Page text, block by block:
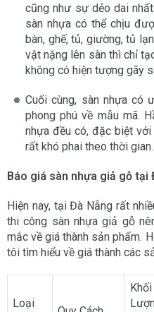
cũng như sự dẻo dai
sàn nhựa có thể chịu
bàn, ghế, tủ, giường, tủ
vật nặng lên sàn thì chỉ
không có hiện tượng gãy
Cuối cùng, sàn nhựa có
phong phú về mẫu mã.
nhựa đều có, đặc biệt
rất khó phai theo thời gian.
Báo giá sàn nhựa giả gỗ tại
Hiện nay, tại Đà Nẵng rất
thi công sàn nhựa giả gỗ
mắc về giá thành sản phẩm.
tôi tìm hiểu về giá thành các
Loại
Khối